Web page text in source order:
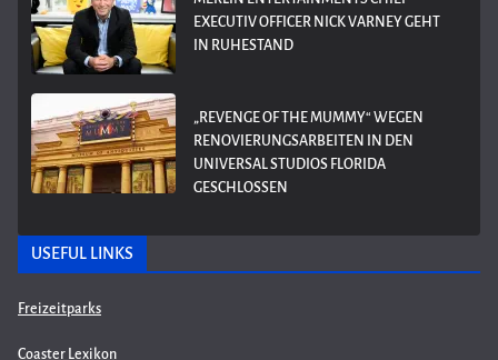
EXECUTIV OFFICER NICK VARNEY GEHT
IN RUHESTAND
„REVENGE OF THE MUMMY“ WEGEN
RENOVIERUNGSARBEITEN IN DEN
UNIVERSAL STUDIOS FLORIDA
GESCHLOSSEN
USEFUL LINKS
Freizeitparks
Coaster Lexikon